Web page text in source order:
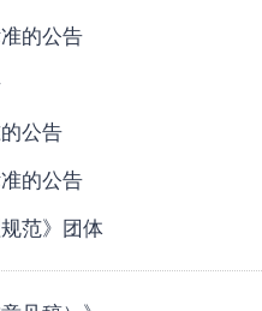
的公告
公告
的公告
范》团体